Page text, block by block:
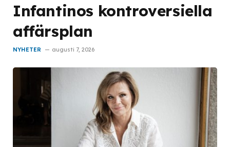
Infantinos kontroversiella
affärsplan
NYHETER augusti 7, 2026